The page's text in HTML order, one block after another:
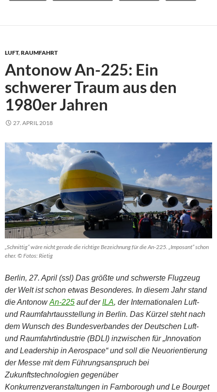
LUFT,RAUMFAHRT
Antonow An-225: Ein
schwerer Traum aus den
1980er Jahren
27. APRIL 2018
„Schnittig“ wäre nicht gerade die richtige Bezeichnung für die An-225. „Imposant“ schon
eher. © Fotos: Rietig
Berlin, 27. April (ssl) Das größte und schwerste Flugzeug
der Welt ist schon etwas Besonderes. In diesem Jahr stand
die AntonowAn-225 auf derILA, der Internationalen Luft-
und Raumfahrtausstellung in Berlin. Das Kürzel steht nach
dem Wunsch des Bundesverbandes der Deutschen Luft-
und Raumfahrtindustrie (BDLI) inzwischen für „Innovation
and Leadership in Aerospace“ und soll die Neuorientierung
der Messe mit dem Führungsanspruch bei
Zukunftstechnologien gegenüber
Konkurrenzveranstaltungen in Farnborough und Le Bourget